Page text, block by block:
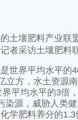
土壤肥料产业联
者采访土壤肥料
界平均水平的
立方，水土资源
平均水平的3倍
染源，威胁人类
学肥料养分的1.3